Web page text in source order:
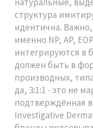
структура
идентична.
именно NP, AP,
интегрируются в
должен быть в
производных,
да, 3:1:1 - это не
подтверждённая
Investigative